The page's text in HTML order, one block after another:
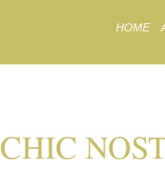
HOME
CHIC